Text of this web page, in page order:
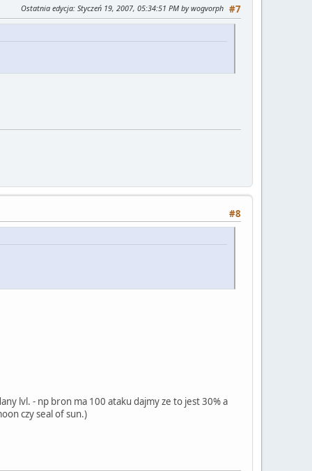
#7
Ostatnia edycja: Styczeń 19, 2007, 05:34:51 PM by wogvorph
#8
lvl. - np bron ma 100 ataku dajmy ze to jest 30% a
czy seal of sun.)